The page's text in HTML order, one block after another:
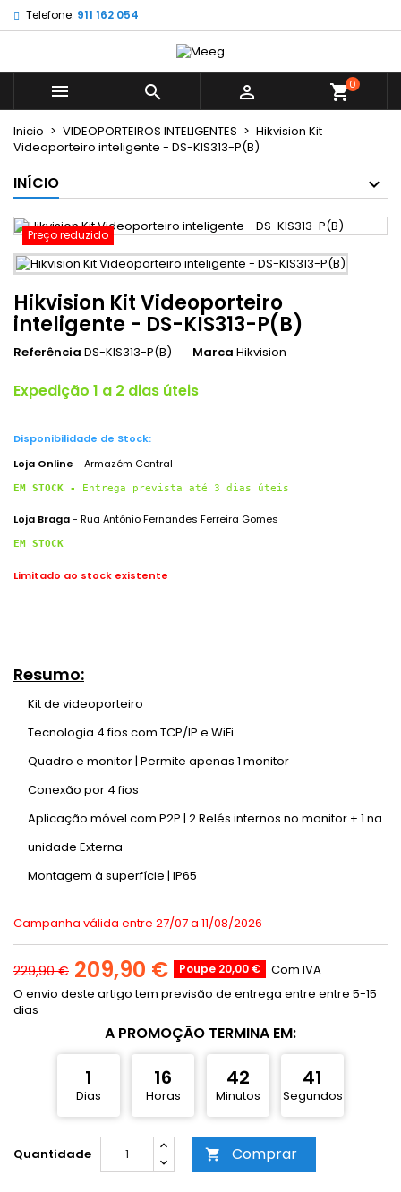
Telefone: 911 162 054
   shopping_cart0
Inicio VIDEOPORTEIROS INTELIGENTES
Hikvision Kit
Videoporteiro inteligente - DS-KIS313-P(B)
INÍCIO
Preço reduzido
Hikvision Kit Videoporteiro
inteligente - DS-KIS313-P(B)
Referência DS-KIS313-P(B) Marca Hikvision
Expedição 1 a 2 dias úteis
Disponibilidade de Stock:
Loja Online - Armazém Central
EM STOCK - Entrega prevista até 3 dias úteis
Loja Braga- Rua António Fernandes Ferreira Gomes
EM STOCK
Limitado ao stock existente
Resumo:
Kit de videoporteiro
Tecnologia 4 fios com TCP/IP e WiFi
Quadro e monitor | Permite apenas 1 monitor
Conexão por 4 fios
Aplicação móvel com P2P | 2 Relés internos no monitor + 1 na
unidade Externa
Montagem à superfície | IP65
Campanha válida entre 27/07 a 11/08/2026
229,90 € 209,90 € Poupe 20,00 €
Com IVA
O envio deste artigo tem previsão de entrega entre entre 5-15
dias
A PROMOÇÃO TERMINA EM:
1
Dias
16
Horas
42
Minutos
41
Segundos
Quantidade  Comprar
My wishlists ×
add_circle_outlineCreate new list
((title)) ×
((label))
Entrar ×
É necessário ter sessão iniciada para guardar
produtos na sua lista de desejos.
((cancelText))